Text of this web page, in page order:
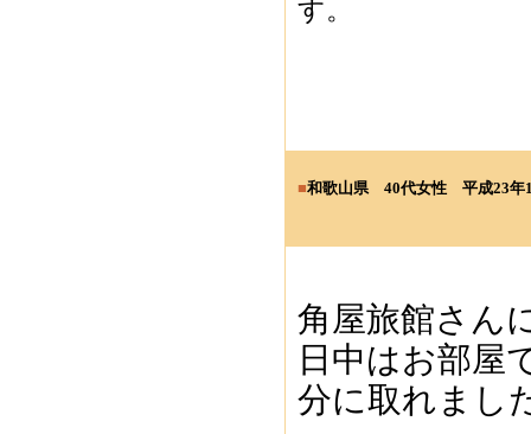
す。
■和歌山県 40代女性 平成23年
角屋旅館さん
日中はお部屋
分に取れまし